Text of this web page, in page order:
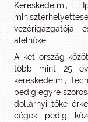
Kereskedelmi,
vezérigazgatója,
alelnöke.
A két ország
több mint 25
kereskedelmi,
pedig egyre
dollárnyi tőke
cégek pedig